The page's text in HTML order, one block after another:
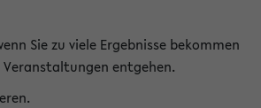
Sie zu viele Ergebnisse bekommen
entgehen.